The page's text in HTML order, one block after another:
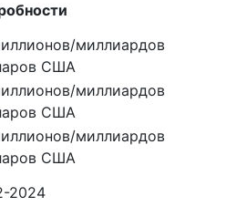
миллиардов
США
миллиардов
США
миллиардов
США
2024